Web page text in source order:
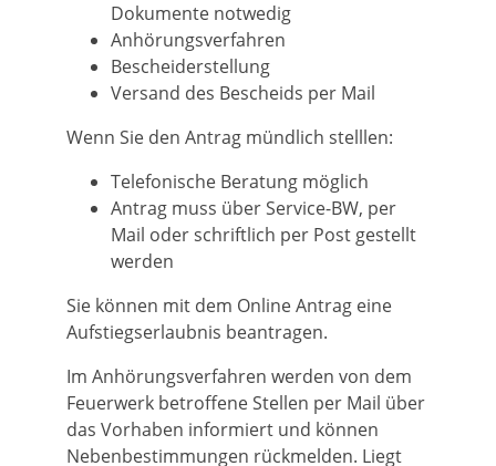
Dokumente notwedig
Anhörungsverfahren
Bescheiderstellung
Versand des Bescheids per Mail
Wenn Sie den Antrag mündlich stelllen:
Telefonische Beratung möglich
Antrag muss über Service-BW, per
Mail oder schriftlich per Post gestellt
werden
Sie können mit dem Online Antrag eine
Aufstiegserlaubnis beantragen.
Im Anhörungsverfahren werden von dem
Feuerwerk betroffene Stellen per Mail über
das Vorhaben informiert und können
Nebenbestimmungen rückmelden. Liegt